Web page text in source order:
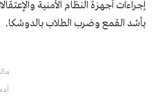
إجراءات أجهزة النظام الأمنية
بأشد القمع وضرب الطلاب بالدوشكا.